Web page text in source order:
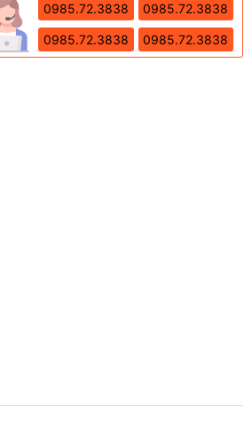
0985.72.3838 0985.72.3838
0985.72.3838 0985.72.3838